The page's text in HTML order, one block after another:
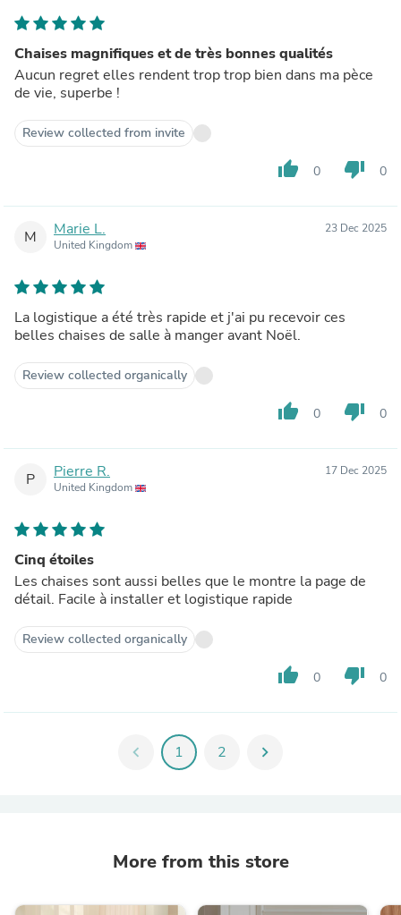
Chaises magnifiques et de très bonnes qualités
Aucun regret elles rendent trop trop bien dans ma pèce
de vie, superbe !
Review collected from invite
thumb_up 0 thumb_down 0
M Marie L.
United Kingdom
23 Dec 2025
La logistique a été très rapide et j'ai pu recevoir ces
belles chaises de salle à manger avant Noël.
Review collected organically
thumb_up 0 thumb_down 0
P Pierre R.
United Kingdom
17 Dec 2025
Cinq étoiles
Les chaises sont aussi belles que le montre la page de
détail. Facile à installer et logistique rapide
Review collected organically
thumb_up 0 thumb_down 0
chevron_left 1 2 chevron_right
More from this store